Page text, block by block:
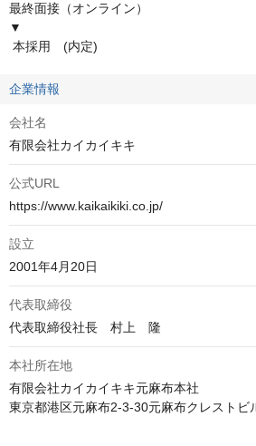
最終面接（オンライン）
▼
本採用　(内定)
企業情報
会社名
有限会社カイカイキキ
公式URL
https://www.kaikaikiki.co.jp/
設立
2001年4月20日
代表取締役
代表取締役社長　村上　隆
本社所在地
有限会社カイカイキキ元麻布本社
東京都港区元麻布2-3-30元麻布クレストビ